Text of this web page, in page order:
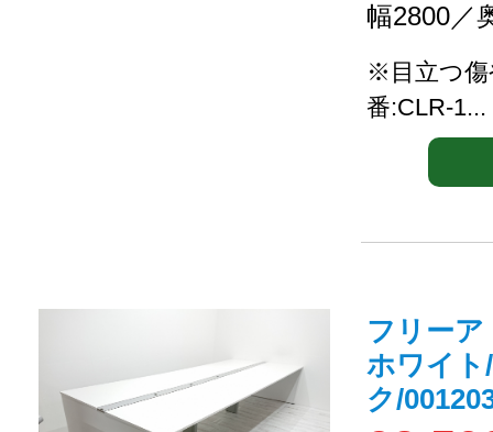
幅2800／
※目立つ傷
番:CLR-1...
フリー
ホワイト
ク/